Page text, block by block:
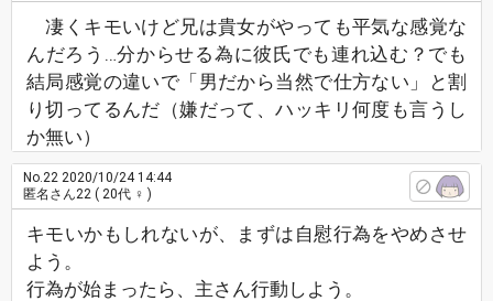
凄くキモいけど兄は貴女がやっても平気な感覚な
んだろう…分からせる為に彼氏でも連れ込む？でも
結局感覚の違いで「男だから当然で仕方ない」と割
り切ってるんだ（嫌だって、ハッキリ何度も言うし
か無い）
No.22 2020/10/24 14:44
匿名さん22 ( 20代 ♀ )
キモいかもしれないが、まずは自慰行為をやめさせ
よう。
行為が始まったら、主さん行動しよう。